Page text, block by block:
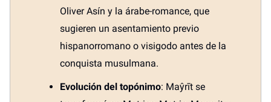
Oliver Asín y la árabe-romance, que
sugieren un asentamiento previo
hispanorromano o visigodo antes de la
conquista musulmana.
Evolución del topónimo: Maŷrīt se